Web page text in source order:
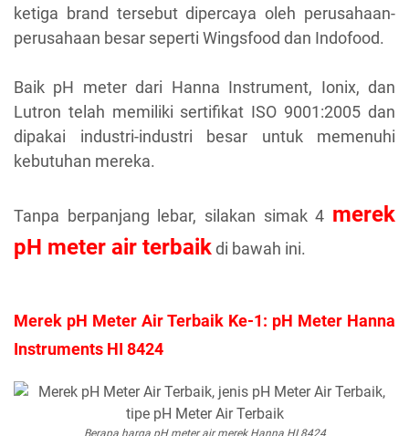
ketiga brand tersebut dipercaya oleh perusahaan-
perusahaan besar seperti Wingsfood dan Indofood.
Baik pH meter dari Hanna Instrument, Ionix, dan
Lutron telah memiliki sertifikat ISO 9001:2005 dan
dipakai industri-industri besar untuk memenuhi
kebutuhan mereka.
Tanpa berpanjang lebar, silakan simak 4 merek
pH meter air terbaikdi bawah ini.
Merek pH Meter Air Terbaik Ke-1: pH Meter Hanna
Instruments HI 8424
Berapa harga pH meter air merek Hanna HI 8424